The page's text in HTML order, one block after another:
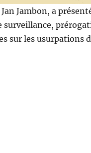
Jambon, a
surveillance,
sur les usurpations